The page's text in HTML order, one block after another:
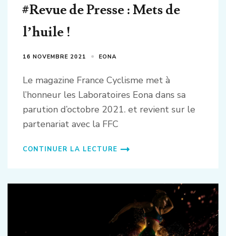
#Revue de Presse : Mets de
l’huile !
16 NOVEMBRE 2021 EONA
Le magazine France Cyclisme met à
l’honneur les Laboratoires Eona dans sa
parution d’octobre 2021. et revient sur le
partenariat avec la FFC
CONTINUER LA LECTURE